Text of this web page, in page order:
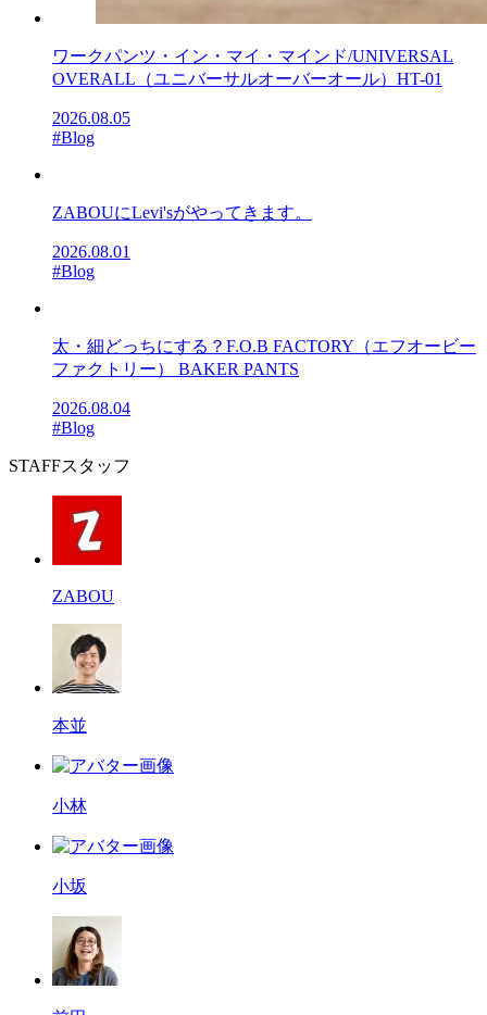
ワークパンツ・イン・マイ・マインド/UNIVERSAL
OVERALL（ユニバーサルオーバーオール）HT-01
2026.08.05
#Blog
ZABOUにLevi'sがやってきます。
2026.08.01
#Blog
太・細どっちにする？F.O.B FACTORY（エフオービー
ファクトリー） BAKER PANTS
2026.08.04
#Blog
STAFFスタッフ
ZABOU
本並
小林
小坂